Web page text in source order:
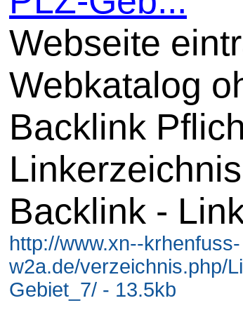
Webseite
Webkatalog
Backlink
Backlink -
http://www.xn--krhenfuss-
w2a.de/verzeichnis.php/
Gebiet_7/ - 13.5kb